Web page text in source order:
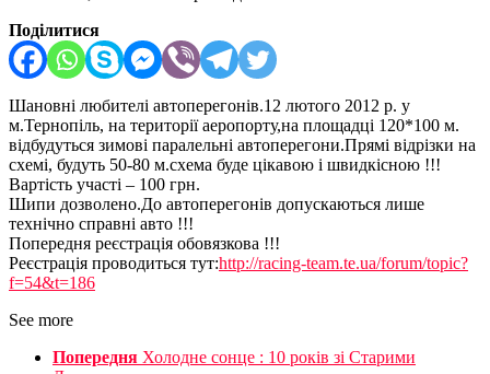
Поділитися
Шановні любителі автоперегонів.12 лютого 2012 р. у
м.Тернопіль, на території аеропорту,на площадці 120*100 м.
відбудуться зимові паралельні автоперегони.Прямі відрізки на
схемі, будуть 50-80 м.схема буде цікавою і швидкісною !!!
Вартість участі – 100 грн.
Шипи дозволено.До автоперегонів допускаються лише
технічно справні авто !!!
Попередня реєстрація обовязкова !!!
Реєстрація проводиться тут:http://racing-team.te.ua/forum/topic?
f=54&t=186
See more
Попередня Холодне сонце : 10 років зі Старими